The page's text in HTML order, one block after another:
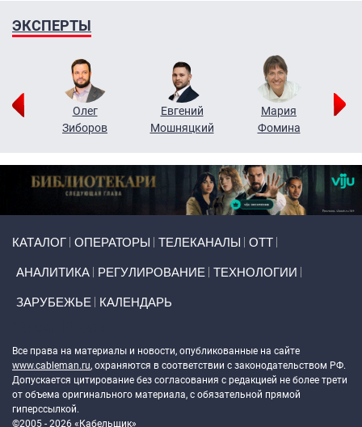
ЭКСПЕРТЫ
Олег
Зиборов
Евгений
Мошняцкий
Мария
Фомина
КАТАЛОГ ОПЕРАТОРЫ ТЕЛЕКАНАЛЫ ОТТ
АНАЛИТИКА РЕГУЛИРОВАНИЕ ТЕХНОЛОГИИ
ЗАРУБЕЖЬЕ КАЛЕНДАРЬ
Все права на материалы и новости, опубликованные на сайте
www.cableman.ru, охраняются в соответствии с законодательством РФ.
Допускается цитирование без согласования с редакцией не более трети
от объема оригинального материала, с обязательной прямой
гиперссылкой.
©2005 - 2026 «Кабельщик»